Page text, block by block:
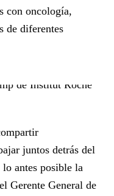
con oncología,
de diferentes
juntos detrás del
antes posible la
Gerente General de